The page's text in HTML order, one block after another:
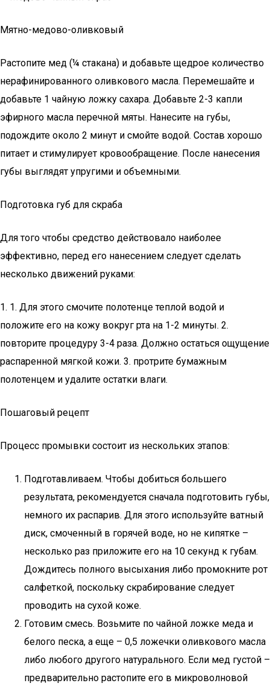
Мятно-медово-оливковый
Растопите мед (¼ стакана) и добавьте щедрое количество
нерафинированного оливкового масла. Перемешайте и
добавьте 1 чайную ложку сахара. Добавьте 2-3 капли
эфирного масла перечной мяты. Нанесите на губы,
подождите около 2 минут и смойте водой. Состав хорошо
питает и стимулирует кровообращение. После нанесения
губы выглядят упругими и объемными.
Подготовка губ для скраба
Для того чтобы средство действовало наиболее
эффективно, перед его нанесением следует сделать
несколько движений руками:
1. 1. Для этого смочите полотенце теплой водой и
положите его на кожу вокруг рта на 1-2 минуты. 2.
повторите процедуру 3-4 раза. Должно остаться ощущение
распаренной мягкой кожи. 3. протрите бумажным
полотенцем и удалите остатки влаги.
Пошаговый рецепт
Процесс промывки состоит из нескольких этапов:
Подготавливаем. Чтобы добиться большего
результата, рекомендуется сначала подготовить губы,
немного их распарив. Для этого используйте ватный
диск, смоченный в горячей воде, но не кипятке –
несколько раз приложите его на 10 секунд к губам.
Дождитесь полного высыхания либо промокните рот
салфеткой, поскольку скрабирование следует
проводить на сухой коже.
Готовим смесь. Возьмите по чайной ложке меда и
белого песка, а еще – 0,5 ложечки оливкового масла
либо любого другого натурального. Если мед густой –
предварительно растопите его в микроволновой